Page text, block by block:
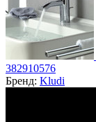
382910576
Бренд: Kludi